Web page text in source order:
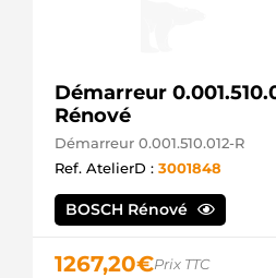
Démarreur
Rénové
Démarreur 0.001.510.012-R
Ref. AtelierD : 3001848
BOSCH Rénové
1267,20€Prix TTC